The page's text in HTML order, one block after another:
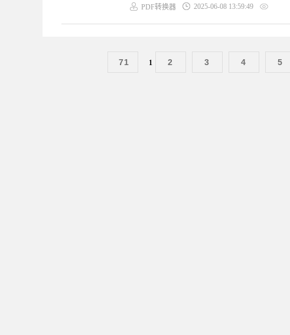
PDF转换器
2025-06-08 13:59:49
71 1 2 3 4 5